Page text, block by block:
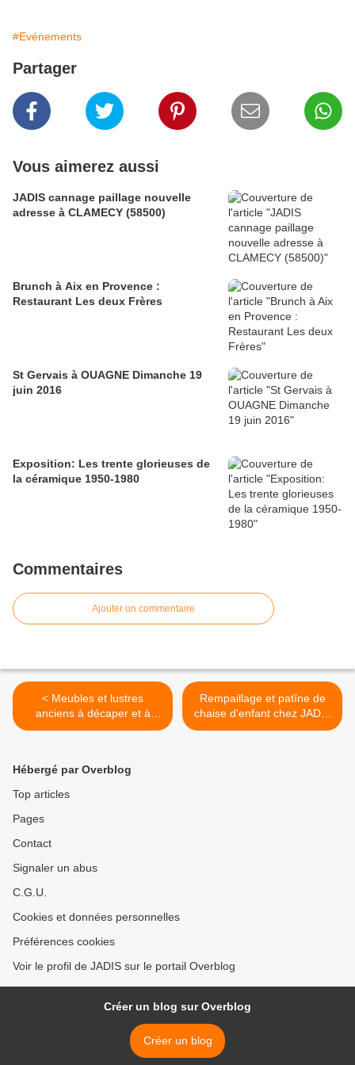
#Evénements
Partager
Vous aimerez aussi
JADIS cannage paillage nouvelle
adresse à CLAMECY (58500)
Brunch à Aix en Provence :
Restaurant Les deux Frères
St Gervais à OUAGNE Dimanche 19
juin 2016
Exposition: Les trente glorieuses de
la céramique 1950-1980
Commentaires
Ajouter un commentaire
< Meubles et lustres
anciens à décaper et à
patiner
Rempaillage et patîne de
chaise d'enfant chez JADIS
(58500) >
Hébergé par Overblog
Top articles
Pages
Contact
Signaler un abus
C.G.U.
Cookies et données personnelles
Préférences cookies
Voir le profil de JADIS sur le portail Overblog
Créer un blog sur Overblog
Créer un blog